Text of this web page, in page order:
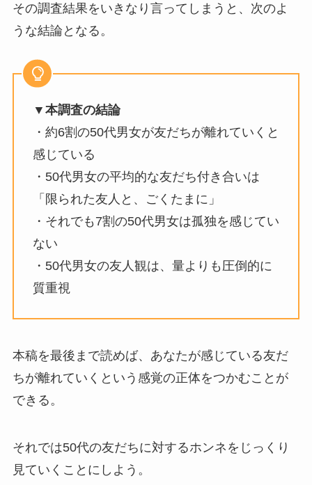
その調査結果をいきなり言ってしまうと、次のよ
うな結論となる。
▼本調査の結論
・約6割の50代男女が友だちが離れていくと
感じている
・50代男女の平均的な友だち付き合いは
「限られた友人と、ごくたまに」
・それでも7割の50代男女は孤独を感じてい
ない
・50代男女の友人観は、量よりも圧倒的に
質重視
本稿を最後まで読めば、あなたが感じている友だ
ちが離れていくという感覚の正体をつかむことが
できる。
それでは50代の友だちに対するホンネをじっくり
見ていくことにしよう。